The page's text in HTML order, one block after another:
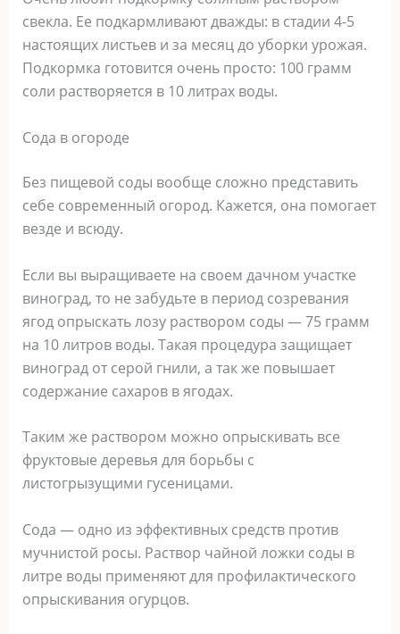
свекла. Ее подкармливают дважды: в стадии 4-5
настоящих листьев и за месяц до уборки урожая.
Подкормка готовится очень просто: 100 грамм
соли растворяется в 10 литрах воды.
Сода в огороде
Без пищевой соды вообще сложно представить
себе современный огород. Кажется, она помогает
везде и всюду.
Если вы выращиваете на своем дачном участке
виноград, то не забудьте в период созревания
ягод опрыскать лозу раствором соды — 75 грамм
на 10 литров воды. Такая процедура защищает
виноград от серой гнили, а так же повышает
содержание сахаров в ягодах.
Таким же раствором можно опрыскивать все
фруктовые деревья для борьбы с
листогрызущими гусеницами.
Сода — одно из эффективных средств против
мучнистой росы. Раствор чайной ложки соды в
литре воды применяют для профилактического
опрыскивания огурцов.